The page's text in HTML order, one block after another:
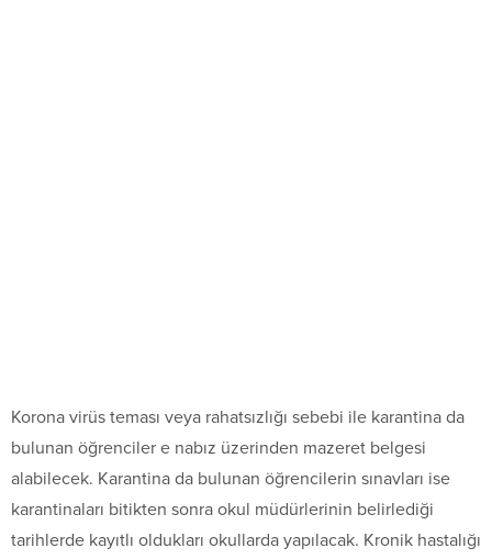
Korona virüs teması veya rahatsızlığı sebebi ile karantina da
bulunan öğrenciler e nabız üzerinden mazeret belgesi
alabilecek. Karantina da bulunan öğrencilerin sınavları ise
karantinaları bitikten sonra okul müdürlerinin belirlediği
tarihlerde kayıtlı oldukları okullarda yapılacak. Kronik hastalığı